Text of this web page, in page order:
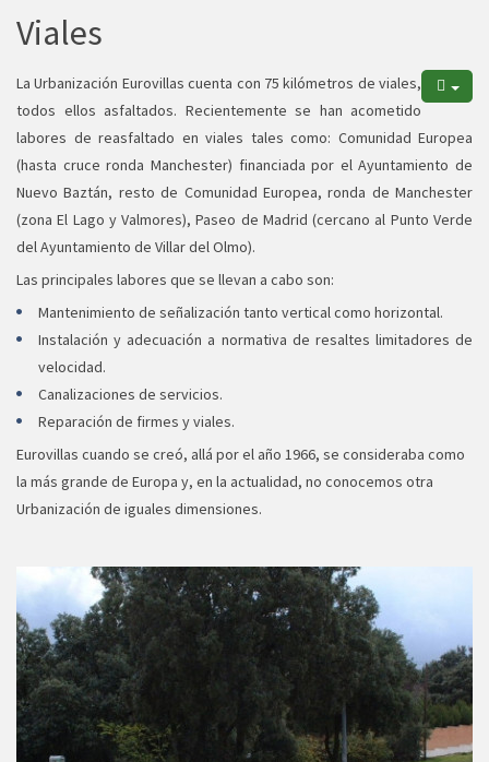
Viales
La Urbanización Eurovillas cuenta con 75 kilómetros de viales,
todos ellos asfaltados. Recientemente se han acometido
labores de reasfaltado en viales tales como: Comunidad Europea
(hasta cruce ronda Manchester) financiada por el Ayuntamiento de
Nuevo Baztán, resto de Comunidad Europea, ronda de Manchester
(zona El Lago y Valmores), Paseo de Madrid (cercano al Punto Verde
del Ayuntamiento de Villar del Olmo).
Las principales labores que se llevan a cabo son:
Mantenimiento de señalización tanto vertical como horizontal.
Instalación y adecuación a normativa de resaltes limitadores de
velocidad.
Canalizaciones de servicios.
Reparación de firmes y viales.
Eurovillas cuando se creó, allá por el año 1966, se consideraba como
la más grande de Europa y, en la actualidad, no conocemos otra
Urbanización de iguales dimensiones.